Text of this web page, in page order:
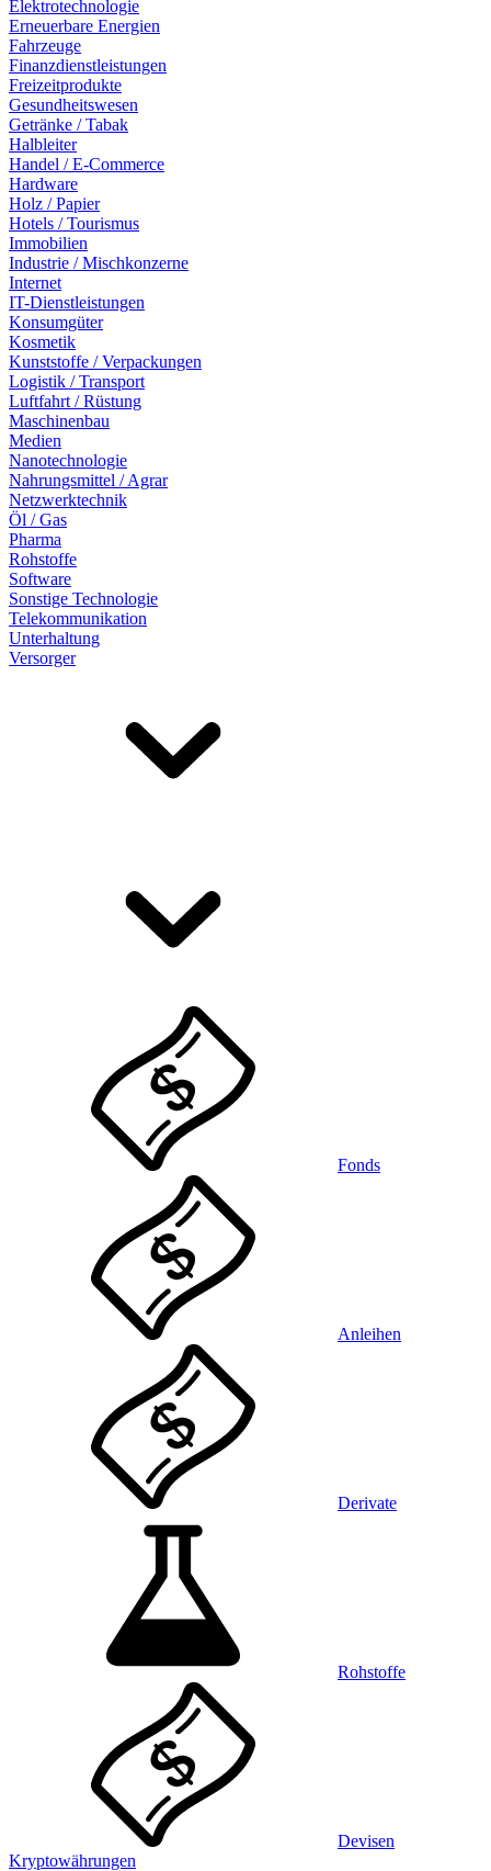
Elektrotechnologie
Erneuerbare Energien
Fahrzeuge
Finanzdienstleistungen
Freizeitprodukte
Gesundheitswesen
Getränke / Tabak
Halbleiter
Handel / E-Commerce
Hardware
Holz / Papier
Hotels / Tourismus
Immobilien
Industrie / Mischkonzerne
Internet
IT-Dienstleistungen
Konsumgüter
Kosmetik
Kunststoffe / Verpackungen
Logistik / Transport
Luftfahrt / Rüstung
Maschinenbau
Medien
Nanotechnologie
Nahrungsmittel / Agrar
Netzwerktechnik
Öl / Gas
Pharma
Rohstoffe
Software
Sonstige Technologie
Telekommunikation
Unterhaltung
Versorger
Fonds
Anleihen
Derivate
Rohstoffe
Devisen
Kryptowährungen